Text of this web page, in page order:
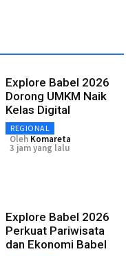
Explore Babel 2026
Dorong UMKM Naik
Kelas Digital
REGIONAL
Oleh Komareta
3 jam yang lalu
Explore Babel 2026
Perkuat Pariwisata
dan Ekonomi Babel